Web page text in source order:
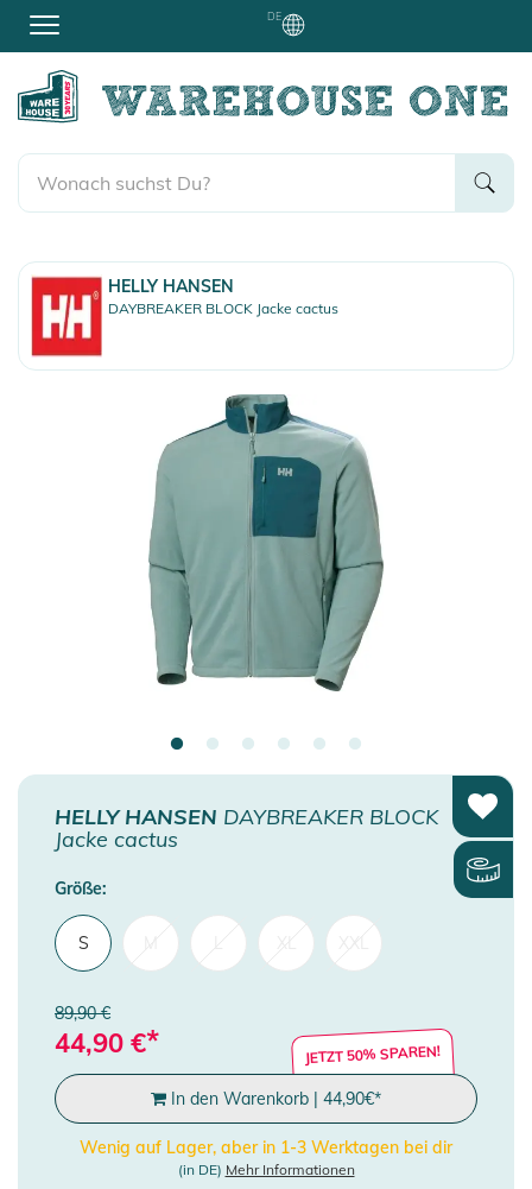
DE
HELLY HANSEN
DAYBREAKER BLOCK Jacke cactus
HELLY HANSEN DAYBREAKER BLOCK
Jacke cactus
Größe:
S
89,90 €
44,90 €* JETZT 50% SPAREN!
In den Warenkorb | 44,90€*
Wenig auf Lager, aber in 1-3 Werktagen bei dir
(in DE) Mehr Informationen